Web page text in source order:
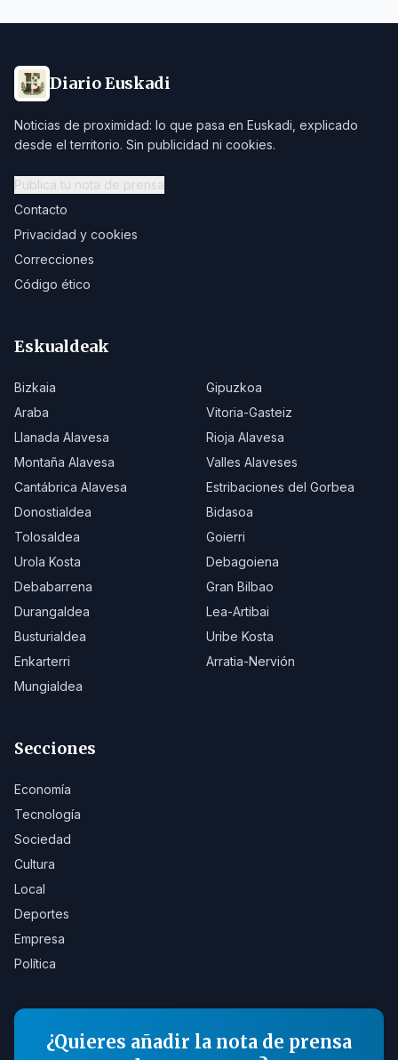
Diario Euskadi
Noticias de proximidad: lo que pasa en Euskadi, explicado
desde el territorio. Sin publicidad ni cookies.
Publica tu nota de prensa
Contacto
Privacidad y cookies
Correcciones
Código ético
Eskualdeak
Bizkaia
Gipuzkoa
Araba
Vitoria-Gasteiz
Llanada Alavesa
Rioja Alavesa
Montaña Alavesa
Valles Alaveses
Cantábrica Alavesa
Estribaciones del Gorbea
Donostialdea
Bidasoa
Tolosaldea
Goierri
Urola Kosta
Debagoiena
Debabarrena
Gran Bilbao
Durangaldea
Lea-Artibai
Busturialdea
Uribe Kosta
Enkarterri
Arratia-Nervión
Mungialdea
Secciones
Economía
Tecnología
Sociedad
Cultura
Local
Deportes
Empresa
Política
¿Quieres añadir la nota de prensa